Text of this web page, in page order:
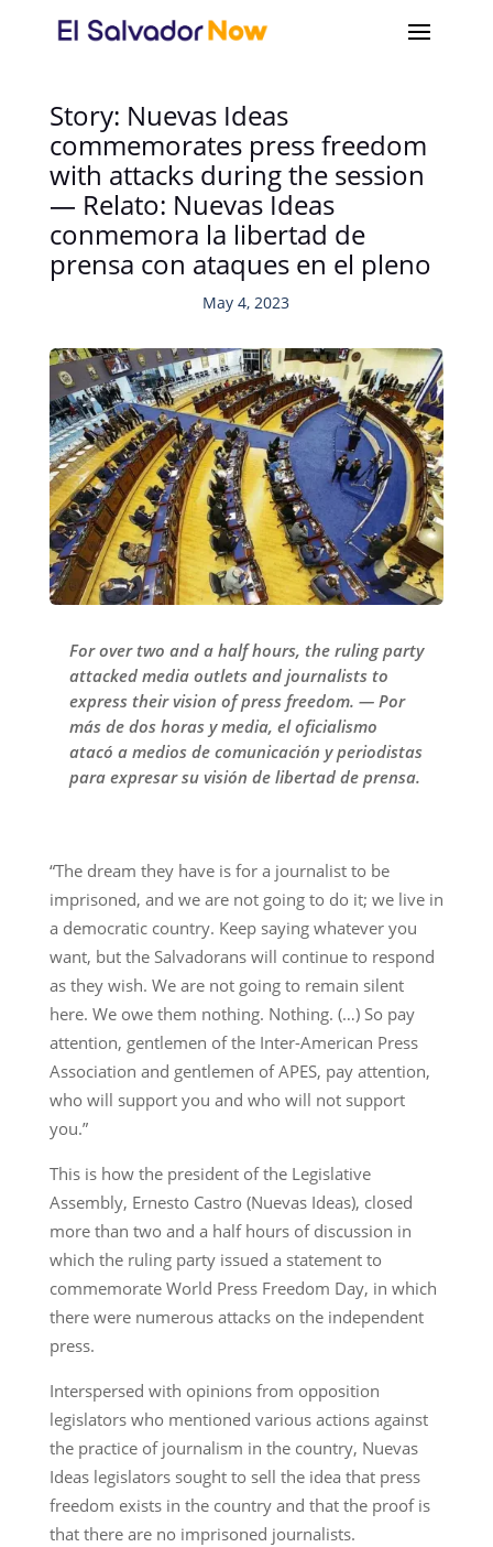
Story: Nuevas Ideas
commemorates press freedom
with attacks during the session
— Relato: Nuevas Ideas
conmemora la libertad de
prensa con ataques en el pleno
May 4, 2023
For over two and a half hours, the ruling party
attacked media outlets and journalists to
express their vision of press freedom. — Por
más de dos horas y media, el oficialismo
atacó a medios de comunicación y periodistas
para expresar su visión de libertad de prensa.
“The dream they have is for a journalist to be
imprisoned, and we are not going to do it; we live in
a democratic country. Keep saying whatever you
want, but the Salvadorans will continue to respond
as they wish. We are not going to remain silent
here. We owe them nothing. Nothing. (…) So pay
attention, gentlemen of the Inter-American Press
Association and gentlemen of APES, pay attention,
who will support you and who will not support
you.”
This is how the president of the Legislative
Assembly, Ernesto Castro (Nuevas Ideas), closed
more than two and a half hours of discussion in
which the ruling party issued a statement to
commemorate World Press Freedom Day, in which
there were numerous attacks on the independent
press.
Interspersed with opinions from opposition
legislators who mentioned various actions against
the practice of journalism in the country, Nuevas
Ideas legislators sought to sell the idea that press
freedom exists in the country and that the proof is
that there are no imprisoned journalists.